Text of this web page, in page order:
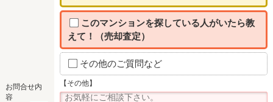
お問合せ内
容
このマンションを探している人がいたら教
えて！（売却査定）
その他のご質問など
【その他】